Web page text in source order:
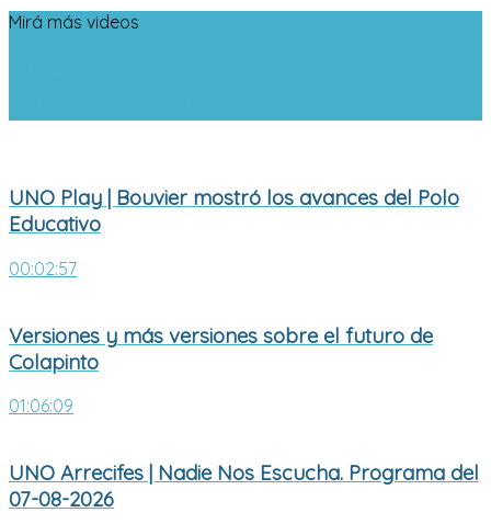
Mirá más videos
UNO Play | Bouvier mostró los avances del Polo
Educativo
00:02:57
Versiones y más versiones sobre el futuro de
Colapinto
01:06:09
UNO Arrecifes | Nadie Nos Escucha. Programa del
07-08-2026